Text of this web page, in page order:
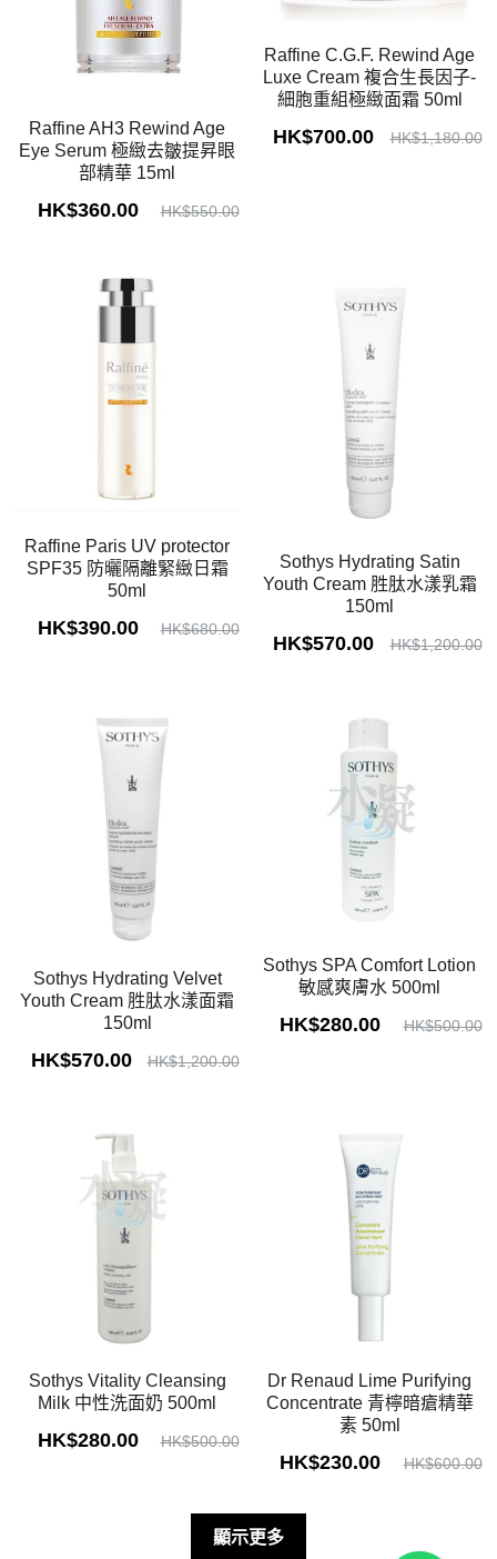
Raffine AH3 Rewind Age
Eye Serum 極緻去皺提昇眼
部精華 15ml
HK$360.00 HK$550.00
Raffine C.G.F. Rewind Age
Luxe Cream 複合生長因子-
細胞重組極緻面霜 50ml
HK$700.00 HK$1,180.00
Raffine Paris UV protector
SPF35 防曬隔離緊緻日霜
50ml
HK$390.00 HK$680.00
Sothys Hydrating Satin
Youth Cream 胜肽水漾乳霜
150ml
HK$570.00 HK$1,200.00
Sothys Hydrating Velvet
Youth Cream 胜肽水漾面霜
150ml
HK$570.00 HK$1,200.00
Sothys SPA Comfort Lotion
敏感爽膚水 500ml
HK$280.00 HK$500.00
Sothys Vitality Cleansing
Milk 中性洗面奶 500ml
HK$280.00 HK$500.00
Dr Renaud Lime Purifying
Concentrate 青檸暗瘡精華
素 50ml
HK$230.00 HK$600.00
顯示更多